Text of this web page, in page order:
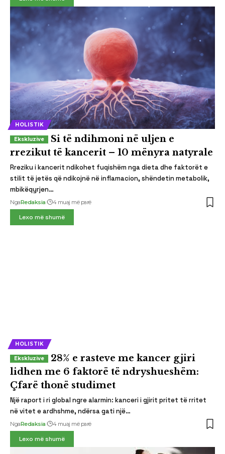
HOLISTIK
Si të ndihmoni në uljen e
rrezikut të kancerit – 10 mënyra natyrale
Rreziku i kancerit ndikohet fuqishëm nga dieta dhe faktorët e
stilit të jetës që ndikojnë në inflamacion, shëndetin metabolik,
mbikëqyrjen…
NgaRedaksia 4 muaj më parë
Lexo më shumë
HOLISTIK
28% e rasteve me kancer gjiri
lidhen me 6 faktorë të ndryshueshëm:
Çfarë thonë studimet
Një raport i ri global ngre alarmin: kanceri i gjirit pritet të rritet
në vitet e ardhshme, ndërsa gati një…
NgaRedaksia 4 muaj më parë
Lexo më shumë